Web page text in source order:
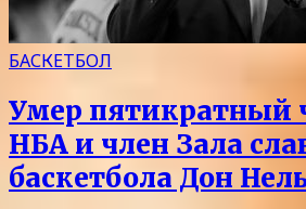
БАСКЕТБОЛ
Умер пятикратный
НБА и член Зала
баскетбола Дон